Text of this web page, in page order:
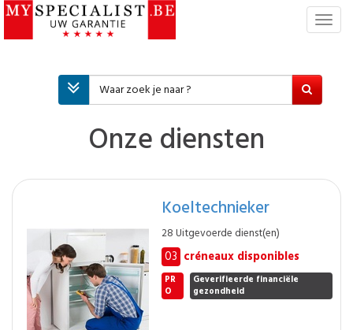
T
i
Onze diensten
Koeltechnieker
28 Uitgevoerde dienst(en)
03 créneaux disponibles
PR
O
Geverifieerde financiële
gezondheid